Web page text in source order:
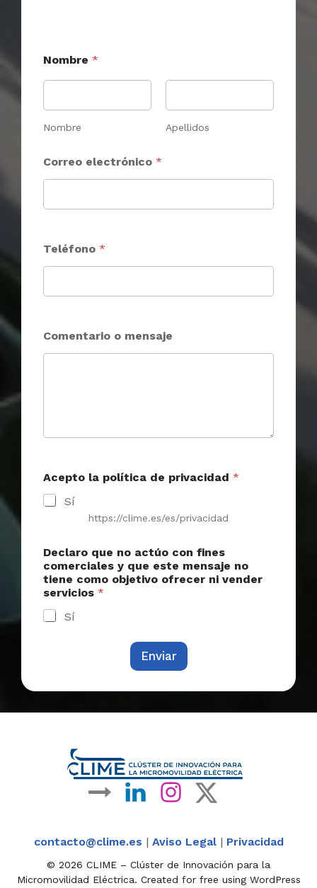
Nombre *
Nombre Apellidos
i
m
m
c
i
Correo electrónico *
Teléfono *
Comentario o mensaje
Acepto la política de privacidad *
Sí
https://clime.es/es/privacidad
Declaro que no actúo con fines
comerciales y que este mensaje no
tiene como objetivo ofrecer ni vender
servicios *
Sí
Enviar
contacto@clime.es | Aviso Legal| Privacidad
© 2026 CLIME – Clúster de Innovación para la
Micromovilidad Eléctrica. Created for free using WordPress